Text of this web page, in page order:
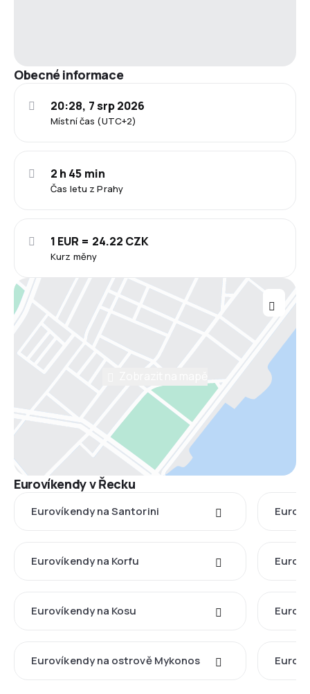
Obecné informace
Místní čas (UTC+2)
20:28, 7 srp 2026
Čas letu z Prahy
2 h 45 min
Kurz měny
1 EUR = 24.22 CZK
Eurovíkendy v Řecku
Eurovíkendy na Santorini
Eurovíkendy na Korfu
Eurovíkendy na Kosu
Eurovíkendy na ostrově Mykonos